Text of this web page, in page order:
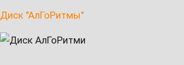
Диск "АлГоРитмы"